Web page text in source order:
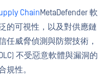
ChainMetaDefender 軟
的可視性，以及對供應鏈
任威脅偵測與防禦技術，
不受惡意軟體與漏洞的
規性。